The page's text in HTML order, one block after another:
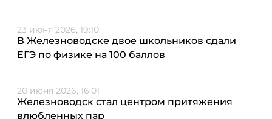
23 июня 2026, 19:10
В Железноводске двое школьников сдали
ЕГЭ по физике на 100 баллов
20 июня 2026, 16:01
Железноводск стал центром притяжения
влюбленных пар